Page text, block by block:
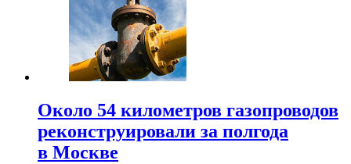
Около 54 километров газопроводов
реконструировали за полгода
в Москве